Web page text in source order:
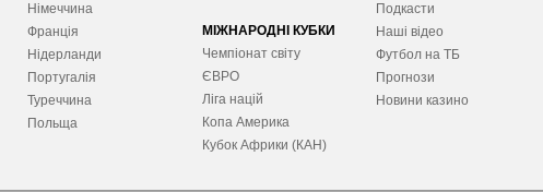
Німеччина
Франція
Нідерланди
Португалія
Туреччина
Польща
МІЖНАРОДНІ КУБКИ
Чемпіонат світу
ЄВРО
Ліга націй
Копа Америка
Кубок Африки (КАН)
Подкасти
Наші відео
Футбол на ТБ
Прогнози
Новини казино